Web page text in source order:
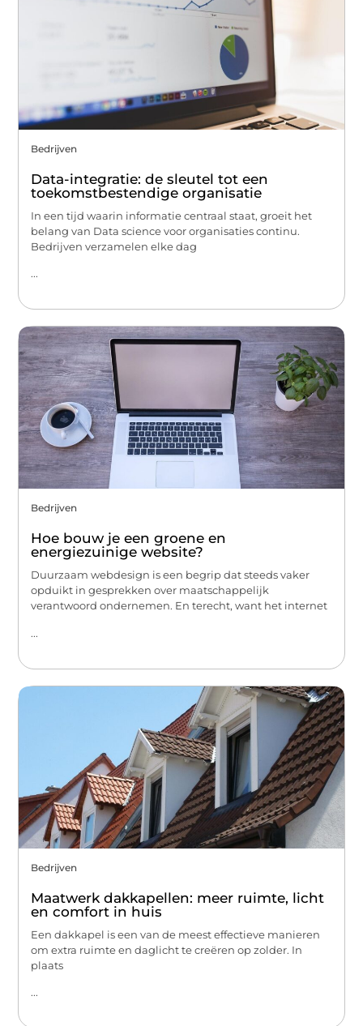
Bedrijven
Data-integratie: de sleutel tot een
toekomstbestendige organisatie
In een tijd waarin informatie centraal staat, groeit het
belang van Data science voor organisaties continu.
Bedrijven verzamelen elke dag
...
Bedrijven
Hoe bouw je een groene en
energiezuinige website?
Duurzaam webdesign is een begrip dat steeds vaker
opduikt in gesprekken over maatschappelijk
verantwoord ondernemen. En terecht, want het internet
...
Bedrijven
Maatwerk dakkapellen: meer ruimte, licht
en comfort in huis
Een dakkapel is een van de meest effectieve manieren
om extra ruimte en daglicht te creëren op zolder. In
plaats
...